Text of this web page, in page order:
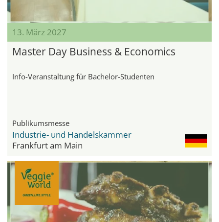
13. März 2027
Master Day Business & Economics
Info-Veranstaltung für Bachelor-Studenten
Publikumsmesse
Industrie- und Handelskammer
Frankfurt am Main